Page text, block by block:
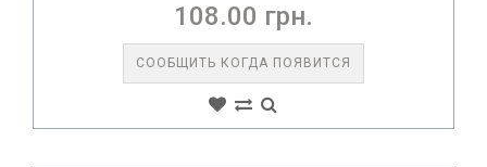
108.00 грн.
СООБЩИТЬ КОГДА ПОЯВИТСЯ